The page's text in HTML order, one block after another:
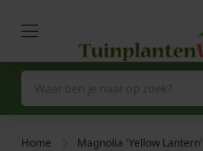
Home Magnolia 'Yellow Lantern'